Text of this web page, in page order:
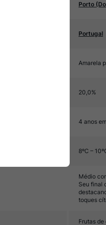
Porto
Portugal
Amarela
20,0%
4 anos
8ºC –
Médio
Seu final
toques
Frutas